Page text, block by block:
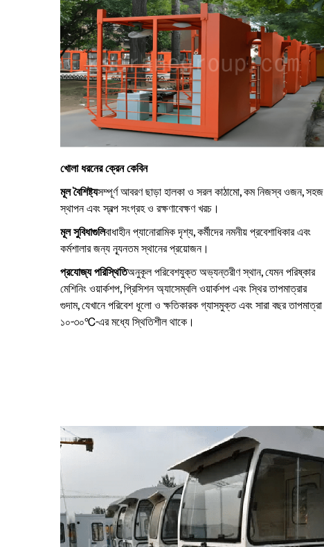
খোলা ধরনের ক্রেন কেবিন
মূল বৈশিষ্ট্যসম্পূর্ণ আবরণ ছাড়া হালকা ও সরল কাঠামো, কম নিজস্ব ওজন, সহজ
স্থাপন এবং স্বল্প সংগ্রহ ও রক্ষণাবেক্ষণ খরচ।
মূল সুবিধাগুলিবাধাহীন প্যানোরামিক দৃশ্য, কর্মীদের নমনীয় প্রবেশাধিকার এবং
কর্মশালার জন্য ন্যূনতম স্থানের প্রয়োজন।
প্রযোজ্য পরিস্থিতিঅনুকূল পরিবেশযুক্ত অভ্যন্তরীণ স্থান, যেমন পরিষ্কার
মেশিনিং ওয়ার্কশপ, প্রিসিশন অ্যাসেম্বলি ওয়ার্কশপ এবং স্থির তাপমাত্রার
গুদাম, যেখানে পরিবেশ ধূলো ও ক্ষতিকারক গ্যাসমুক্ত এবং সারা বছর তাপমাত্রা
১০-৩০℃-এর মধ্যে স্থিতিশীল থাকে।